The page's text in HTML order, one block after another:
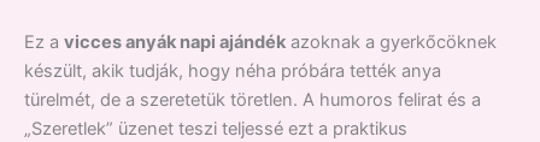
Ez a vicces anyák napi ajándék azoknak a gyerkőcöknek
készült, akik tudják, hogy néha próbára tették anya
türelmét, de a szeretetük töretlen. A humoros felirat és a
„Szeretlek” üzenet teszi teljessé ezt a praktikus